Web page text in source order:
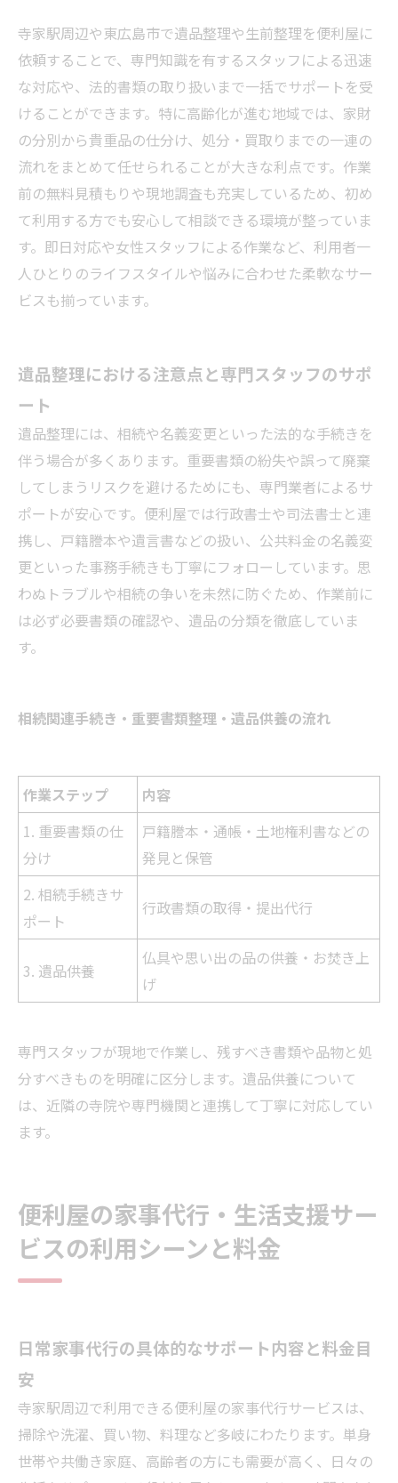
寺家駅周辺や東広島市で遺品整理や生前整理を便利屋に
依頼することで、専門知識を有するスタッフによる迅速
な対応や、法的書類の取り扱いまで一括でサポートを受
けることができます。特に高齢化が進む地域では、家財
の分別から貴重品の仕分け、処分・買取りまでの一連の
流れをまとめて任せられることが大きな利点です。作業
前の無料見積もりや現地調査も充実しているため、初め
て利用する方でも安心して相談できる環境が整っていま
す。即日対応や女性スタッフによる作業など、利用者一
人ひとりのライフスタイルや悩みに合わせた柔軟なサー
ビスも揃っています。
遺品整理における注意点と専門スタッフのサポ
ート
遺品整理には、相続や名義変更といった法的な手続きを
伴う場合が多くあります。重要書類の紛失や誤って廃棄
してしまうリスクを避けるためにも、専門業者によるサ
ポートが安心です。便利屋では行政書士や司法書士と連
携し、戸籍謄本や遺言書などの扱い、公共料金の名義変
更といった事務手続きも丁寧にフォローしています。思
わぬトラブルや相続の争いを未然に防ぐため、作業前に
は必ず必要書類の確認や、遺品の分類を徹底していま
す。
相続関連手続き・重要書類整理・遺品供養の流れ
作業ステップ
内容
1. 重要書類の仕
分け
戸籍謄本・通帳・土地権利書などの
発見と保管
2. 相続手続きサ
ポート
行政書類の取得・提出代行
3. 遺品供養
仏具や思い出の品の供養・お焚き上
げ
専門スタッフが現地で作業し、残すべき書類や品物と処
分すべきものを明確に区分します。遺品供養について
は、近隣の寺院や専門機関と連携して丁寧に対応してい
ます。
便利屋の家事代行・生活支援サー
ビスの利用シーンと料金
日常家事代行の具体的なサポート内容と料金目
安
寺家駅周辺で利用できる便利屋の家事代行サービスは、
掃除や洗濯、買い物、料理など多岐にわたります。単身
世帯や共働き家庭、高齢者の方にも需要が高く、日々の